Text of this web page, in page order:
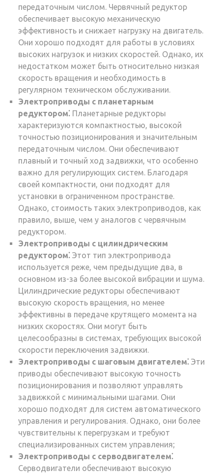
передаточным числом. Червячный редуктор
обеспечивает высокую механическую
эффективность и снижает нагрузку на двигатель.
Они хорошо подходят для работы в условиях
высоких нагрузок и низких скоростей. Однако, их
недостатком может быть относительно низкая
скорость вращения и необходимость в
регулярном техническом обслуживании.
Электроприводы с планетарным
редуктором⁚ Планетарные редукторы
характеризуются компактностью, высокой
точностью позиционирования и значительным
передаточным числом. Они обеспечивают
плавный и точный ход задвижки, что особенно
важно для регулирующих систем. Благодаря
своей компактности, они подходят для
установки в ограниченном пространстве.
Однако, стоимость таких электроприводов, как
правило, выше, чем у аналогов с червячным
редуктором.
Электроприводы с цилиндрическим
редуктором⁚ Этот тип электропривода
используется реже, чем предыдущие два, в
основном из-за более высокой вибрации и шума.
Цилиндрические редукторы обеспечивают
высокую скорость вращения, но менее
эффективны в передаче крутящего момента на
низких скоростях. Они могут быть
целесообразны в системах, требующих высокой
скорости переключения задвижки.
Электроприводы с шаговым двигателем⁚ Эти
приводы обеспечивают высокую точность
позиционирования и позволяют управлять
задвижкой с минимальными шагами. Они
хорошо подходят для систем автоматического
управления и регулирования. Однако, они более
чувствительны к перегрузкам и требуют
специализированных систем управления;
Электроприводы с серводвигателем⁚
Серводвигатели обеспечивают высокую